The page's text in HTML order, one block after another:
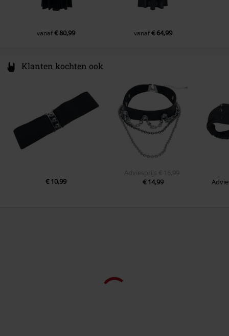
vanaf€ 80,99 vanaf€ 64,99
Klanten kochten ook
€ 10,99
Adviesprijs
€ 16,99
€ 14,99